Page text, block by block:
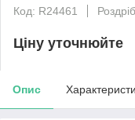
Код: R24461
Роздріб
Ціну уточнюйте
Опис